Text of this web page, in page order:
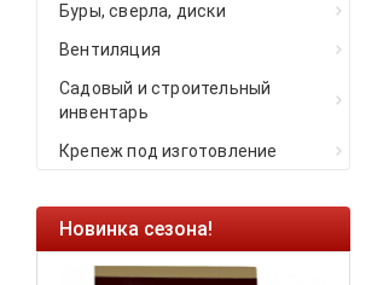
Буры, сверла, диски
Вентиляция
Садовый и строительный
инвентарь
Крепеж под изготовление
Новинка сезона!